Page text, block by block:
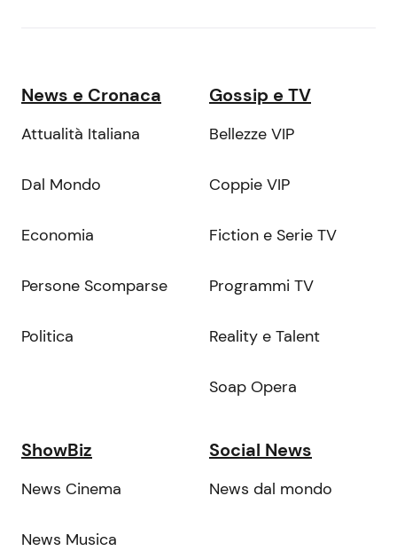
News e Cronaca
Attualità Italiana
Dal Mondo
Economia
Persone Scomparse
Politica
Gossip e TV
Bellezze VIP
Coppie VIP
Fiction e Serie TV
Programmi TV
Reality e Talent
Soap Opera
ShowBiz
News Cinema
News Musica
Social News
News dal mondo